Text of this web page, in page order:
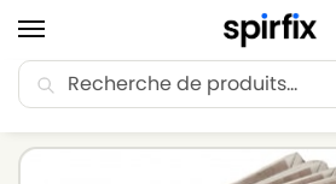
🚚 Livraison Point Relais offerte